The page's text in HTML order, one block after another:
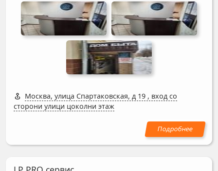
Москва, улица Спартаковская, д 19 , вход со
сторони улици цоколни этаж